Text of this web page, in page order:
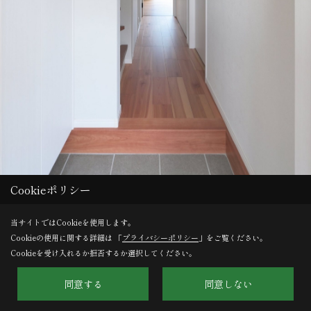
Cookieポリシー
当サイトではCookieを使用します。
Cookieの使用に関する詳細は 「プライバシーポリシー 」をご覧ください。
Cookieを受け入れるか拒否するか選択してください。
同意する 同意しない